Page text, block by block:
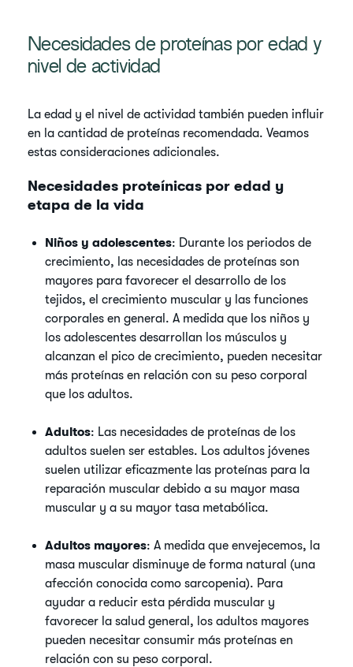
Necesidades de proteínas por edad y
nivel de actividad
La edad y el nivel de actividad también pueden influir
en la cantidad de proteínas recomendada. Veamos
estas consideraciones adicionales.
Necesidades proteínicas por edad y
etapa de la vida
Niños y adolescentes: Durante los periodos de
crecimiento, las necesidades de proteínas son
mayores para favorecer el desarrollo de los
tejidos, el crecimiento muscular y las funciones
corporales en general. A medida que los niños y
los adolescentes desarrollan los músculos y
alcanzan el pico de crecimiento, pueden necesitar
más proteínas en relación con su peso corporal
que los adultos.
Adultos: Las necesidades de proteínas de los
adultos suelen ser estables. Los adultos jóvenes
suelen utilizar eficazmente las proteínas para la
reparación muscular debido a su mayor masa
muscular y a su mayor tasa metabólica.
Adultos mayores: A medida que envejecemos, la
masa muscular disminuye de forma natural (una
afección conocida como sarcopenia). Para
ayudar a reducir esta pérdida muscular y
favorecer la salud general, los adultos mayores
pueden necesitar consumir más proteínas en
relación con su peso corporal.